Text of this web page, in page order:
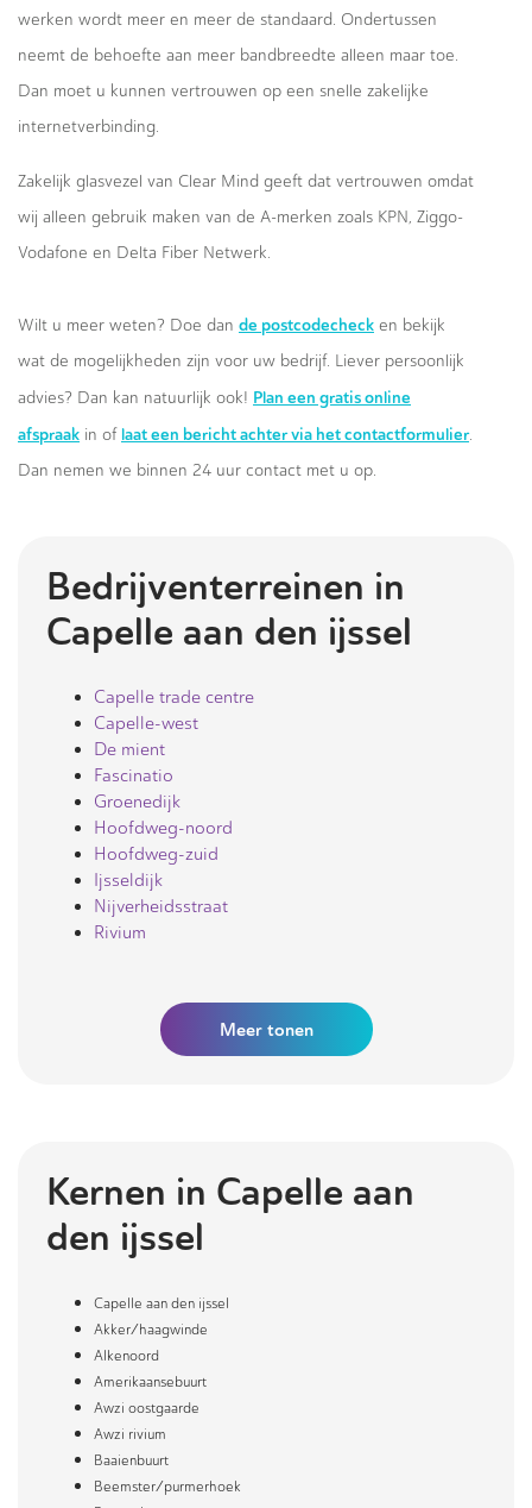
werken wordt meer en meer de standaard. Ondertussen
neemt de behoefte aan meer bandbreedte alleen maar toe.
Dan moet u kunnen vertrouwen op een snelle zakelijke
internetverbinding.
Zakelijk glasvezel van Clear Mind geeft dat vertrouwen omdat
wij alleen gebruik maken van de A-merken zoals KPN, Ziggo-
Vodafone en Delta Fiber Netwerk.
Wilt u meer weten? Doe dan de postcodecheck en bekijk
wat de mogelijkheden zijn voor uw bedrijf. Liever persoonlijk
advies? Dan kan natuurlijk ook! Plan een gratis online
afspraak in of laat een bericht achter via het contactformulier.
Dan nemen we binnen 24 uur contact met u op.
Bedrijventerreinen in
Capelle aan den ijssel
Capelle trade centre
Capelle-west
De mient
Fascinatio
Groenedijk
Hoofdweg-noord
Hoofdweg-zuid
Ijsseldijk
Nijverheidsstraat
Rivium
Meertonen
Kernen in Capelle aan
den ijssel
Capelle aan den ijssel
Akker/haagwinde
Alkenoord
Amerikaansebuurt
Awzi oostgaarde
Awzi rivium
Baaienbuurt
Beemster/purmerhoek